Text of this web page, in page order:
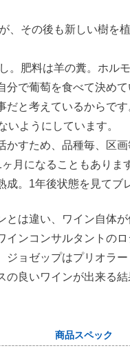
、その後も新しい樹を
肥料は羊の糞。ホルモ
で葡萄を食べて決めて
と考えているからです
ようにしています。
すため、品種毎、区
月になることもありま
。1年後状態を見てブ
は違い、ワイン自体
インコンサルタントの
ジョゼップはプリオラ
良いワインが出来る結
商品スペック